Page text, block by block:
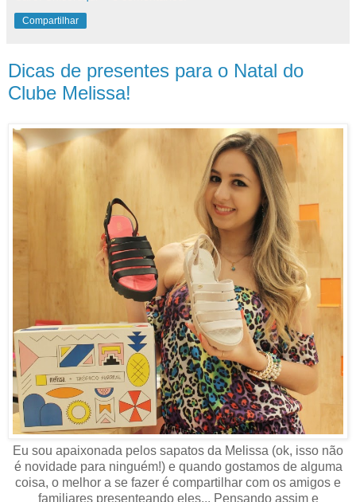
Compartilhar
Dicas de presentes para o Natal do
Clube Melissa!
Eu sou apaixonada pelos sapatos da Melissa (ok, isso não
é novidade para ninguém!) e quando gostamos de alguma
coisa, o melhor a se fazer é compartilhar com os amigos e
familiares presenteando eles... Pensando assim e